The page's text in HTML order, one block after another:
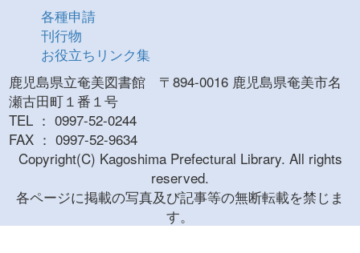
各種申請
刊行物
お役立ちリンク集
鹿児島県立奄美図書館 〒894-0016 鹿児島県奄美市名
瀬古田町１番１号
TEL ： 0997-52-0244
FAX ： 0997-52-9634
Copyright(C) Kagoshima Prefectural Library. All rights
reserved.
各ページに掲載の写真及び記事等の無断転載を禁じま
す。